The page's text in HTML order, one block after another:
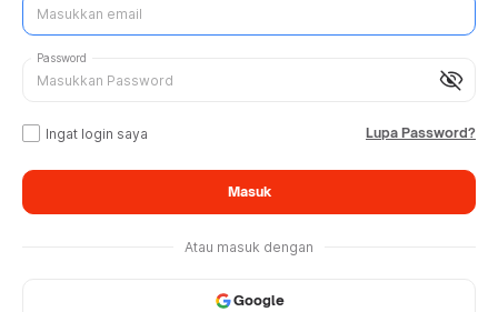
visibility_off
Password
Ingat login saya Lupa Password?
Masuk
Atau masuk dengan
Google